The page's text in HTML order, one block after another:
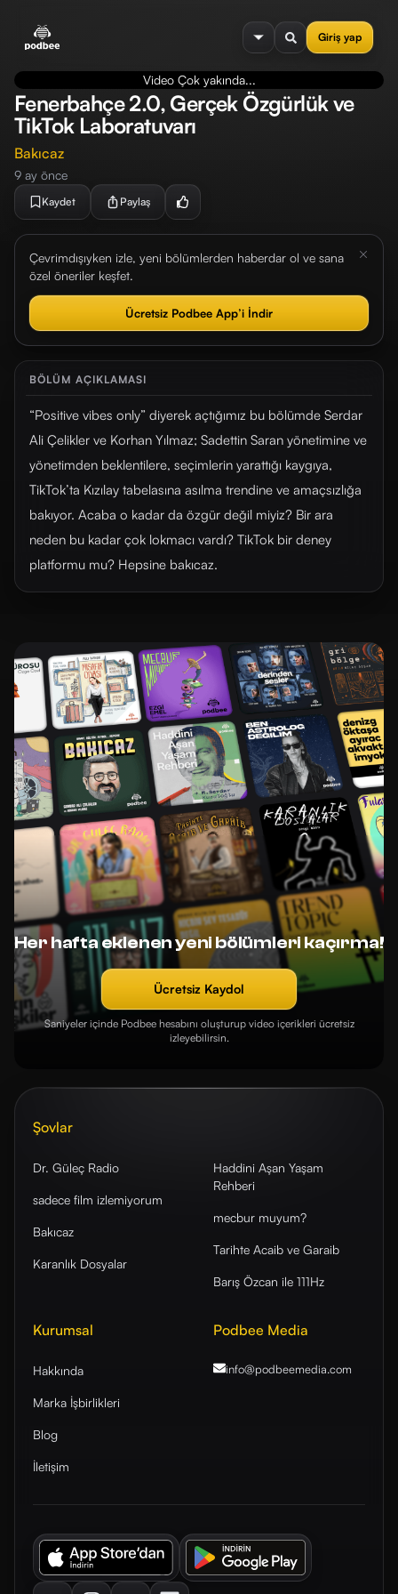
Giriş yap
menu
Video Çok yakında...
Fenerbahçe 2.0, Gerçek Özgürlük ve
TikTok Laboratuvarı
Bakıcaz
9 ay önce
Kaydet Paylaş
Çevrimdışıyken izle, yeni bölümlerden haberdar ol ve sana
özel öneriler keşfet.
Ücretsiz Podbee App’i İndir
BÖLÜM AÇIKLAMASI
“Positive vibes only” diyerek açtığımız bu bölümde Serdar
Ali Çelikler ve Korhan Yılmaz; Sadettin Saran yönetimine ve
yönetimden beklentilere, seçimlerin yarattığı kaygıya,
TikTok’ta Kızılay tabelasına asılma trendine ve amaçsızlığa
bakıyor. Acaba o kadar da özgür değil miyiz? Bir ara
neden bu kadar çok lokmacı vardı? TikTok bir deney
platformu mu? Hepsine bakıcaz.
Her hafta eklenen yeni bölümleri kaçırma!
Ücretsiz Kaydol
Saniyeler içinde Podbee hesabını oluşturup video içerikleri ücretsiz
izleyebilirsin.
Şovlar
Dr. Güleç Radio
sadece film izlemiyorum
Bakıcaz
Karanlık Dosyalar
Haddini Aşan Yaşam
Rehberi
mecbur muyum?
Tarihte Acaib ve Garaib
Barış Özcan ile 111Hz
Kurumsal
Hakkında
Marka İşbirlikleri
Blog
İletişim
Podbee Media
info@podbeemedia.com